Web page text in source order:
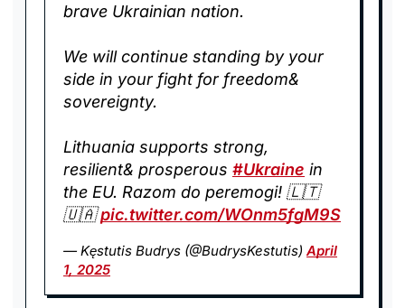
brave Ukrainian nation.
We will continue standing by your
side in your fight for freedom&
sovereignty.
Lithuania supports strong,
resilient& prosperous #Ukraine in
the EU. Razom do peremogi! 🇱🇹
🇺🇦pic.twitter.com/WOnm5fgM9S
— Kęstutis Budrys (@BudrysKestutis) April
1, 2025